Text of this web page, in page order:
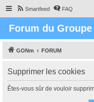
Smartfeed FAQ
Forum du
GONm FORUM
Supprimer les cookies
Êtes-vous sûr de vouloir